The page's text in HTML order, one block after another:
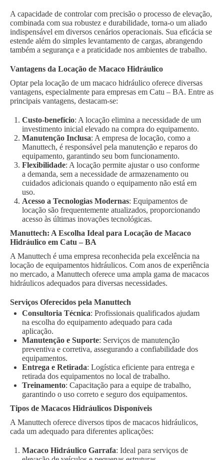
A capacidade de controlar com precisão o processo de elevação,
combinada com sua robustez e durabilidade, torna-o um aliado
indispensável em diversos cenários operacionais. Sua eficácia se
estende além do simples levantamento de cargas, abrangendo
também a segurança e a praticidade nos ambientes de trabalho.
Vantagens da Locação de Macaco Hidráulico
Optar pela locação de um macaco hidráulico oferece diversas
vantagens, especialmente para empresas em Catu – BA. Entre as
principais vantagens, destacam-se:
Custo-benefício: A locação elimina a necessidade de um
investimento inicial elevado na compra do equipamento.
Manutenção Inclusa: A empresa de locação, como a
Manuttech, é responsável pela manutenção e reparos do
equipamento, garantindo seu bom funcionamento.
Flexibilidade: A locação permite ajustar o uso conforme
a demanda, sem a necessidade de armazenamento ou
cuidados adicionais quando o equipamento não está em
uso.
Acesso a Tecnologias Modernas: Equipamentos de
locação são frequentemente atualizados, proporcionando
acesso às últimas inovações tecnológicas.
Manuttech: A Escolha Ideal para Locação de Macaco
Hidráulico em Catu – BA
A Manuttech é uma empresa reconhecida pela excelência na
locação de equipamentos hidráulicos. Com anos de experiência
no mercado, a Manuttech oferece uma ampla gama de macacos
hidráulicos adequados para diversas necessidades.
Serviços Oferecidos pela Manuttech
Consultoria Técnica: Profissionais qualificados ajudam
na escolha do equipamento adequado para cada
aplicação.
Manutenção e Suporte: Serviços de manutenção
preventiva e corretiva, assegurando a confiabilidade dos
equipamentos.
Entrega e Retirada: Logística eficiente para entrega e
retirada dos equipamentos no local de trabalho.
Treinamento: Capacitação para a equipe de trabalho,
garantindo o uso correto e seguro dos equipamentos.
Tipos de Macacos Hidráulicos Disponíveis
A Manuttech oferece diversos tipos de macacos hidráulicos,
cada um adequado para diferentes aplicações:
Macaco Hidráulico Garrafa: Ideal para serviços de